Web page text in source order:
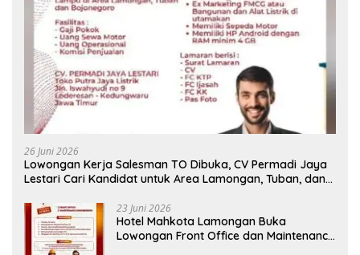
26 Juni 2026
Lowongan Kerja Salesman TO Dibuka, CV Permadi Jaya
Lestari Cari Kandidat untuk Area Lamongan, Tuban, dan
23 Juni 2026
Hotel Mahkota Lamongan Buka
Lowongan Front Office dan Maintenance